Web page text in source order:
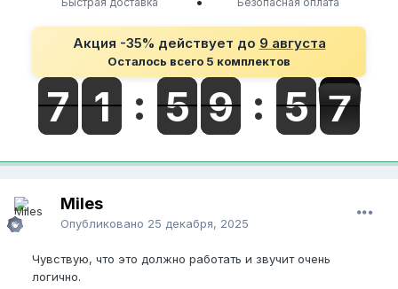
Акция -35% действует до 9 августа
Осталось всего 5 комплектов
Miles
Опубликовано 25 декабря, 2025
Чувствую, что это должно работать и звучит очень
логично.